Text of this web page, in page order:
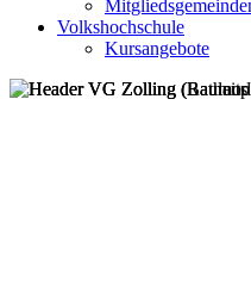
Volkshochschule
Kursangebote